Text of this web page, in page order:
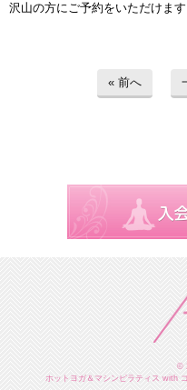
沢山の方にご予約をいただけま
« 前へ
©
ホットヨガ＆マシンピラティス with